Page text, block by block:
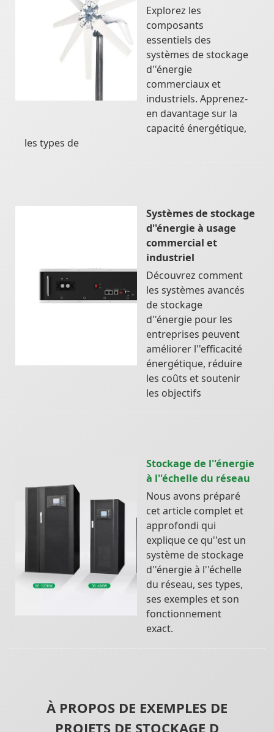
Explorez les
composants
essentiels des
systèmes de stockage
d''énergie
commerciaux et
industriels. Apprenez-
en davantage sur la
capacité énergétique,
les types de
Systèmes de stockage
d''énergie à usage
commercial et
industriel
Découvrez comment
les systèmes avancés
de stockage
d''énergie pour les
entreprises peuvent
améliorer l''efficacité
énergétique, réduire
les coûts et soutenir
les objectifs
Stockage de l''énergie
à l''échelle du réseau
Nous avons préparé
cet article complet et
approfondi qui
explique ce qu''est un
système de stockage
d''énergie à l''échelle
du réseau, ses types,
ses exemples et son
fonctionnement
exact.
À PROPOS DE EXEMPLES DE
PROJETS DE STOCKAGE D